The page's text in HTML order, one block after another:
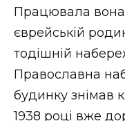
Працювала
єврейській
тодішній
Православна
будинку знімав
1938 році вже